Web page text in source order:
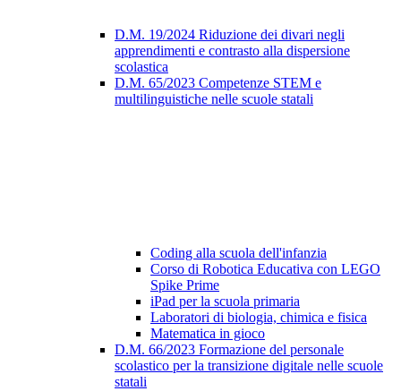
D.M. 19/2024 Riduzione dei divari negli
apprendimenti e contrasto alla dispersione
scolastica
D.M. 65/2023 Competenze STEM e
multilinguistiche nelle scuole statali
Coding alla scuola dell'infanzia
Corso di Robotica Educativa con LEGO
Spike Prime
iPad per la scuola primaria
Laboratori di biologia, chimica e fisica
Matematica in gioco
D.M. 66/2023 Formazione del personale
scolastico per la transizione digitale nelle scuole
statali